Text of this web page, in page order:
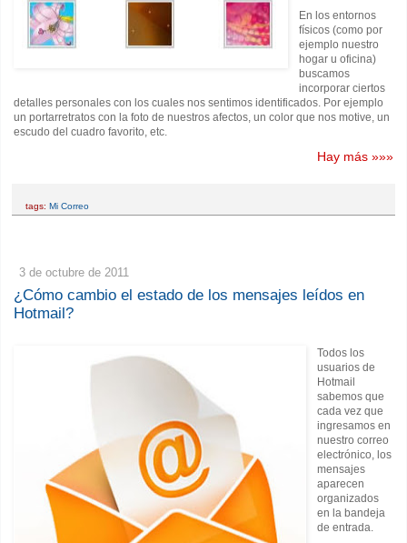
En los entornos
físicos (como por
ejemplo nuestro
hogar u oficina)
buscamos
incorporar ciertos
detalles personales con los cuales nos sentimos identificados. Por ejemplo
un portarretratos con la foto de nuestros afectos, un color que nos motive, un
escudo del cuadro favorito, etc.
Hay más »»»
tags: Mi Correo
3 de octubre de 2011
¿Cómo cambio el estado de los mensajes leídos en
Hotmail?
Todos los
usuarios de
Hotmail
sabemos que
cada vez que
ingresamos en
nuestro correo
electrónico, los
mensajes
aparecen
organizados
en la bandeja
de entrada.